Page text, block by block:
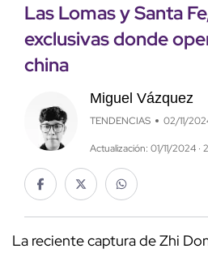
Las Lomas y Santa
exclusivas donde
china
Miguel Vázquez
TENDENCIAS 02/11/
Actualización: 01/11/2024 ·
La reciente captura de Zhi